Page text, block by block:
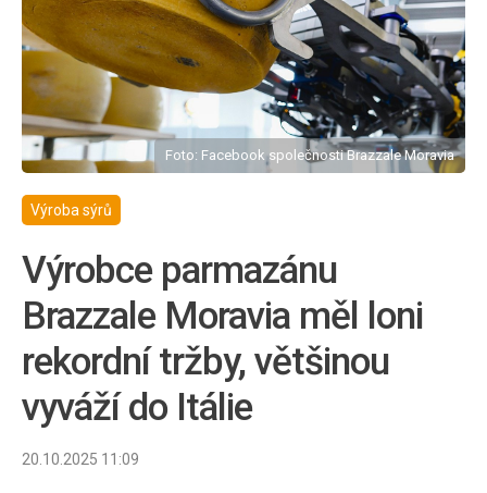
Foto: Facebook společnosti Brazzale Moravia
Výroba sýrů
Výrobce parmazánu
Brazzale Moravia měl loni
rekordní tržby, většinou
vyváží do Itálie
20.10.2025 11:09